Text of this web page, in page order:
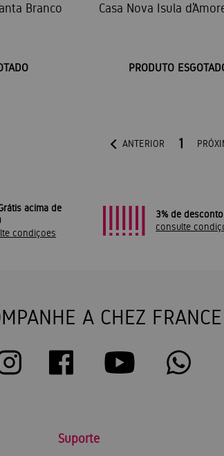
Branco
Casa Nova Isula
PRODUTO
ANTERIOR 1
acima de
condiçoes
3% de
consulte
A CHEZ FRANCE
Suporte